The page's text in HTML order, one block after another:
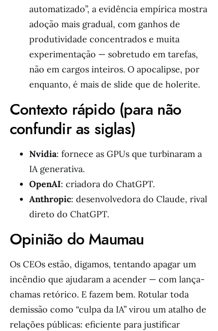
automatizado”, a evidência empírica mostra
adoção mais gradual, com ganhos de
produtividade concentrados e muita
experimentação — sobretudo em tarefas,
não em cargos inteiros. O apocalipse, por
enquanto, é mais de slide que de holerite.
Contexto rápido (para não
confundir as siglas)
Nvidia: fornece as GPUs que turbinaram a
IA generativa.
OpenAI: criadora do ChatGPT.
Anthropic: desenvolvedora do Claude, rival
direto do ChatGPT.
Opinião do Maumau
Os CEOs estão, digamos, tentando apagar um
incêndio que ajudaram a acender — com lança-
chamas retórico. E fazem bem. Rotular toda
demissão como “culpa da IA” virou um atalho de
relações públicas: eficiente para justificar